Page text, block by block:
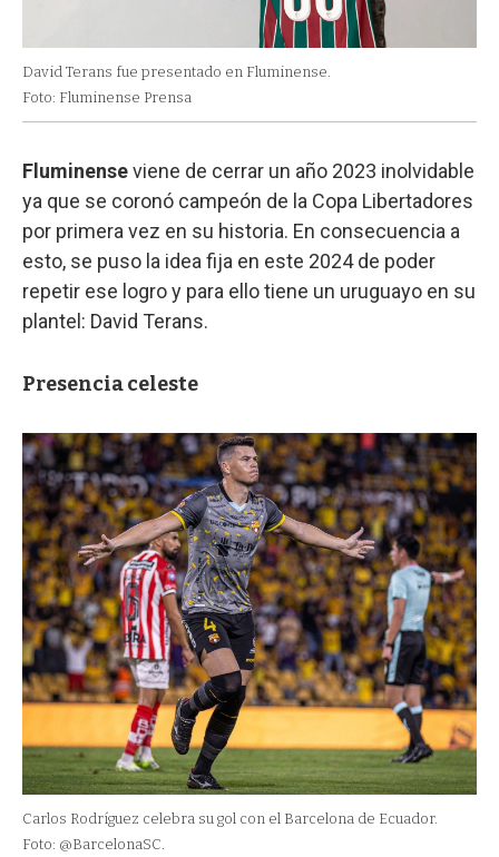
David Terans fue presentado en Fluminense.
Foto: Fluminense Prensa
Fluminenseviene de cerrar un año 2023 inolvidable
ya que se coronó campeón de la Copa Libertadores
por primera vez en su historia. En consecuencia a
esto, se puso la idea fija en este 2024 de poder
repetir ese logro y para ello tiene un uruguayo en su
plantel: David Terans.
Presencia celeste
Carlos Rodríguez celebra su gol con el Barcelona de Ecuador.
Foto: @BarcelonaSC.